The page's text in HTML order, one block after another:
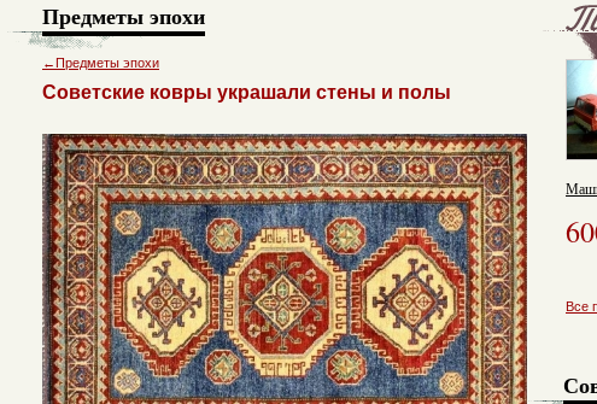
Предметы эпохи
←Предметы эпохи
Советские ковры украшали стены и полы
Все